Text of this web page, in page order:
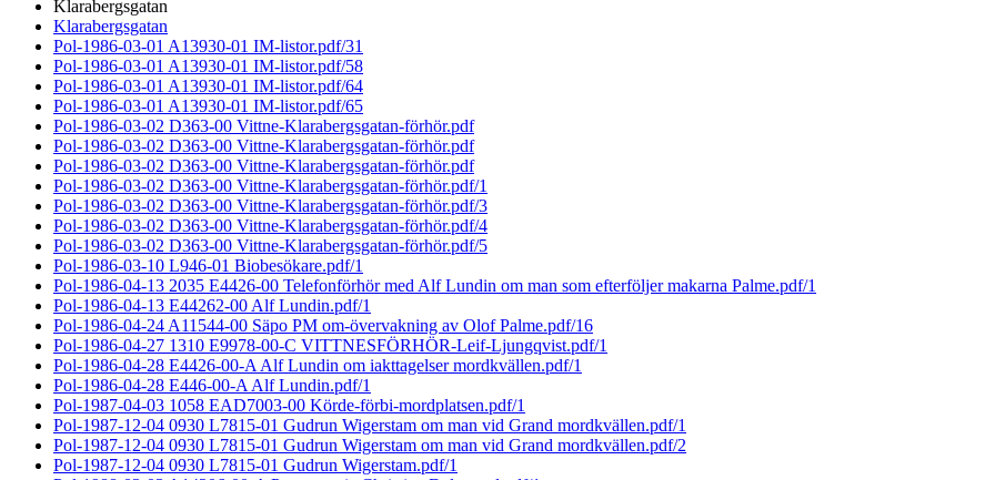
Klarabergsgatan
Klarabergsgatan
Pol-1986-03-01 A13930-01 IM-listor.pdf/31
Pol-1986-03-01 A13930-01 IM-listor.pdf/58
Pol-1986-03-01 A13930-01 IM-listor.pdf/64
Pol-1986-03-01 A13930-01 IM-listor.pdf/65
Pol-1986-03-02 D363-00 Vittne-Klarabergsgatan-förhör.pdf
Pol-1986-03-02 D363-00 Vittne-Klarabergsgatan-förhör.pdf
Pol-1986-03-02 D363-00 Vittne-Klarabergsgatan-förhör.pdf
Pol-1986-03-02 D363-00 Vittne-Klarabergsgatan-förhör.pdf/1
Pol-1986-03-02 D363-00 Vittne-Klarabergsgatan-förhör.pdf/3
Pol-1986-03-02 D363-00 Vittne-Klarabergsgatan-förhör.pdf/4
Pol-1986-03-02 D363-00 Vittne-Klarabergsgatan-förhör.pdf/5
Pol-1986-03-10 L946-01 Biobesökare.pdf/1
Pol-1986-04-13 2035 E4426-00 Telefonförhör med Alf Lundin om man som efterföljer makarna Palme.pdf/1
Pol-1986-04-13 E44262-00 Alf Lundin.pdf/1
Pol-1986-04-24 A11544-00 Säpo PM om-övervakning av Olof Palme.pdf/16
Pol-1986-04-27 1310 E9978-00-C VITTNESFÖRHÖR-Leif-Ljungqvist.pdf/1
Pol-1986-04-28 E4426-00-A Alf Lundin om iakttagelser mordkvällen.pdf/1
Pol-1986-04-28 E446-00-A Alf Lundin.pdf/1
Pol-1987-04-03 1058 EAD7003-00 Körde-förbi-mordplatsen.pdf/1
Pol-1987-12-04 0930 L7815-01 Gudrun Wigerstam om man vid Grand mordkvällen.pdf/1
Pol-1987-12-04 0930 L7815-01 Gudrun Wigerstam om man vid Grand mordkvällen.pdf/2
Pol-1987-12-04 0930 L7815-01 Gudrun Wigerstam.pdf/1